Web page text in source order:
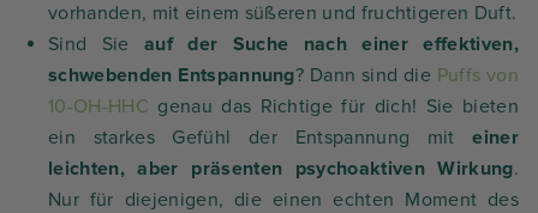
vorhanden, mit einem süßeren und fruchtigeren Duft.
Sind Sieauf der Suche nach einer effektiven,
schwebenden Entspannung? Dann sind die Puffs von
10-OH-HHC genau das Richtige für dich! Sie bieten
ein starkes Gefühl der Entspannung miteiner
leichten, aber präsenten psychoaktiven Wirkung.
Nur für diejenigen, die einen echten Moment des